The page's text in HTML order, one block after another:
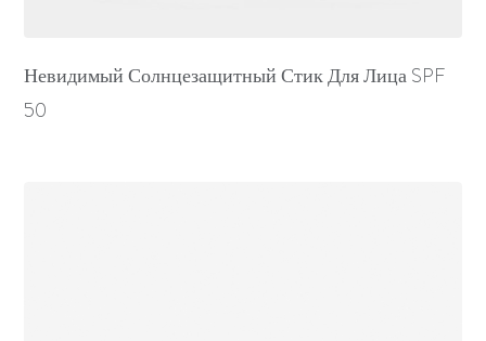
Невидимый Солнцезащитный Стик Для Лица SPF
50